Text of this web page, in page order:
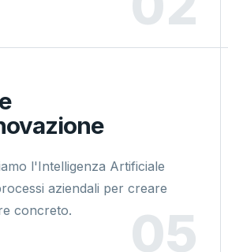
l'Intelligenza Artificiale
aziendali per creare
concreto.